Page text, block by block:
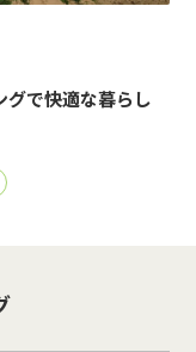
グで快適な暮らし